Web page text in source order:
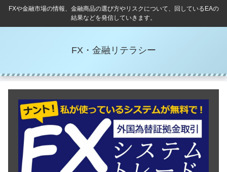
FXや金融市場の情報、金融商品の選び方やリスクについて、回しているEAの
結果などを発信していきます。
FX・金融リテラシー